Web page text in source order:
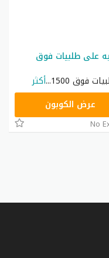
نون نهى نبيل مصر 150 جنيه على طلبيات فوق
...أكثر
عرض الكوبون
No